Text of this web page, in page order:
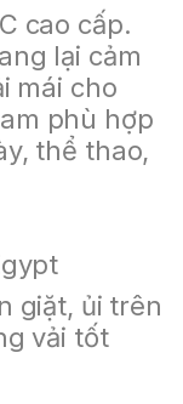
cao cấp.
lại cảm
mái cho
phù hợp
thể thao,
giặt, ủi trên
vải tốt